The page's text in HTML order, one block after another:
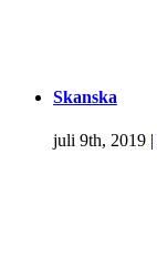
Skanska
juli 9th, 2019